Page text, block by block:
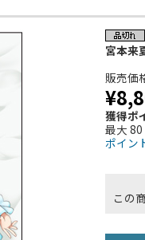
宮本来
販売価
獲得ポ
最大
ポイン
この